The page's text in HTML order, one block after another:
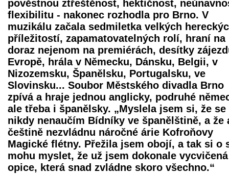
pověstnou ztřeštěnost, hektičnost,
flexibilitu - nakonec rozhodla pro Brno. V
muzikálu začala sedmiletka velkých
příležitostí, zapamatovatelných rolí, hraní na
doraz nejenom na premiérách, desítky
Evropě, hrála v Německu, Dánsku, Belgii, v
Nizozemsku, Španělsku, Portugalsku, ve
Slovinsku... Soubor Městského divadla Brno
zpívá a hraje jednou anglicky, podruhé
ale třeba i španělsky. „Myslela jsem si, že se
nikdy nenaučím Bídníky ve španělštině, a že
češtině nezvládnu náročné árie Kofroňovy
Magické flétny. Přežila jsem obojí, a tak si o
mohu myslet, že už jsem dokonale vycvičená
opice, která snad zvládne skoro všechno.“